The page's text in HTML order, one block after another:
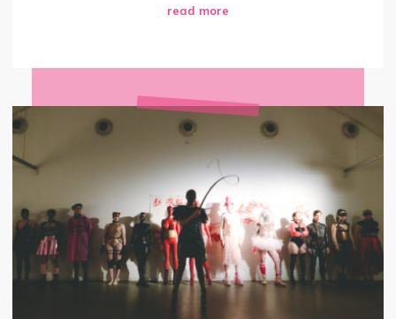
read more
gaze‘
Clubnächte
ruiniert
Partybericht
einer
queeren
Frau"
Los
Nachtigall…!